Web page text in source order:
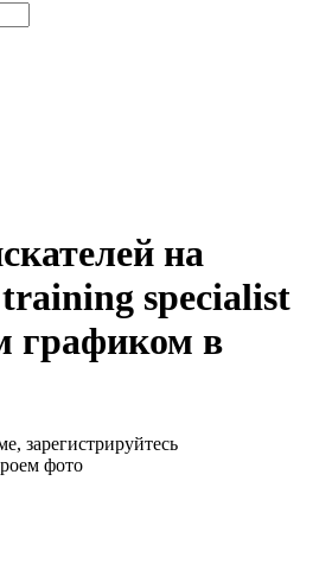
на
specialist
графиком в
зарегистрируйтесь
фото